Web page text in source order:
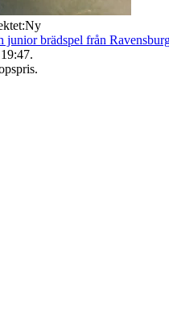
Ny
junior brädspel från
.
.